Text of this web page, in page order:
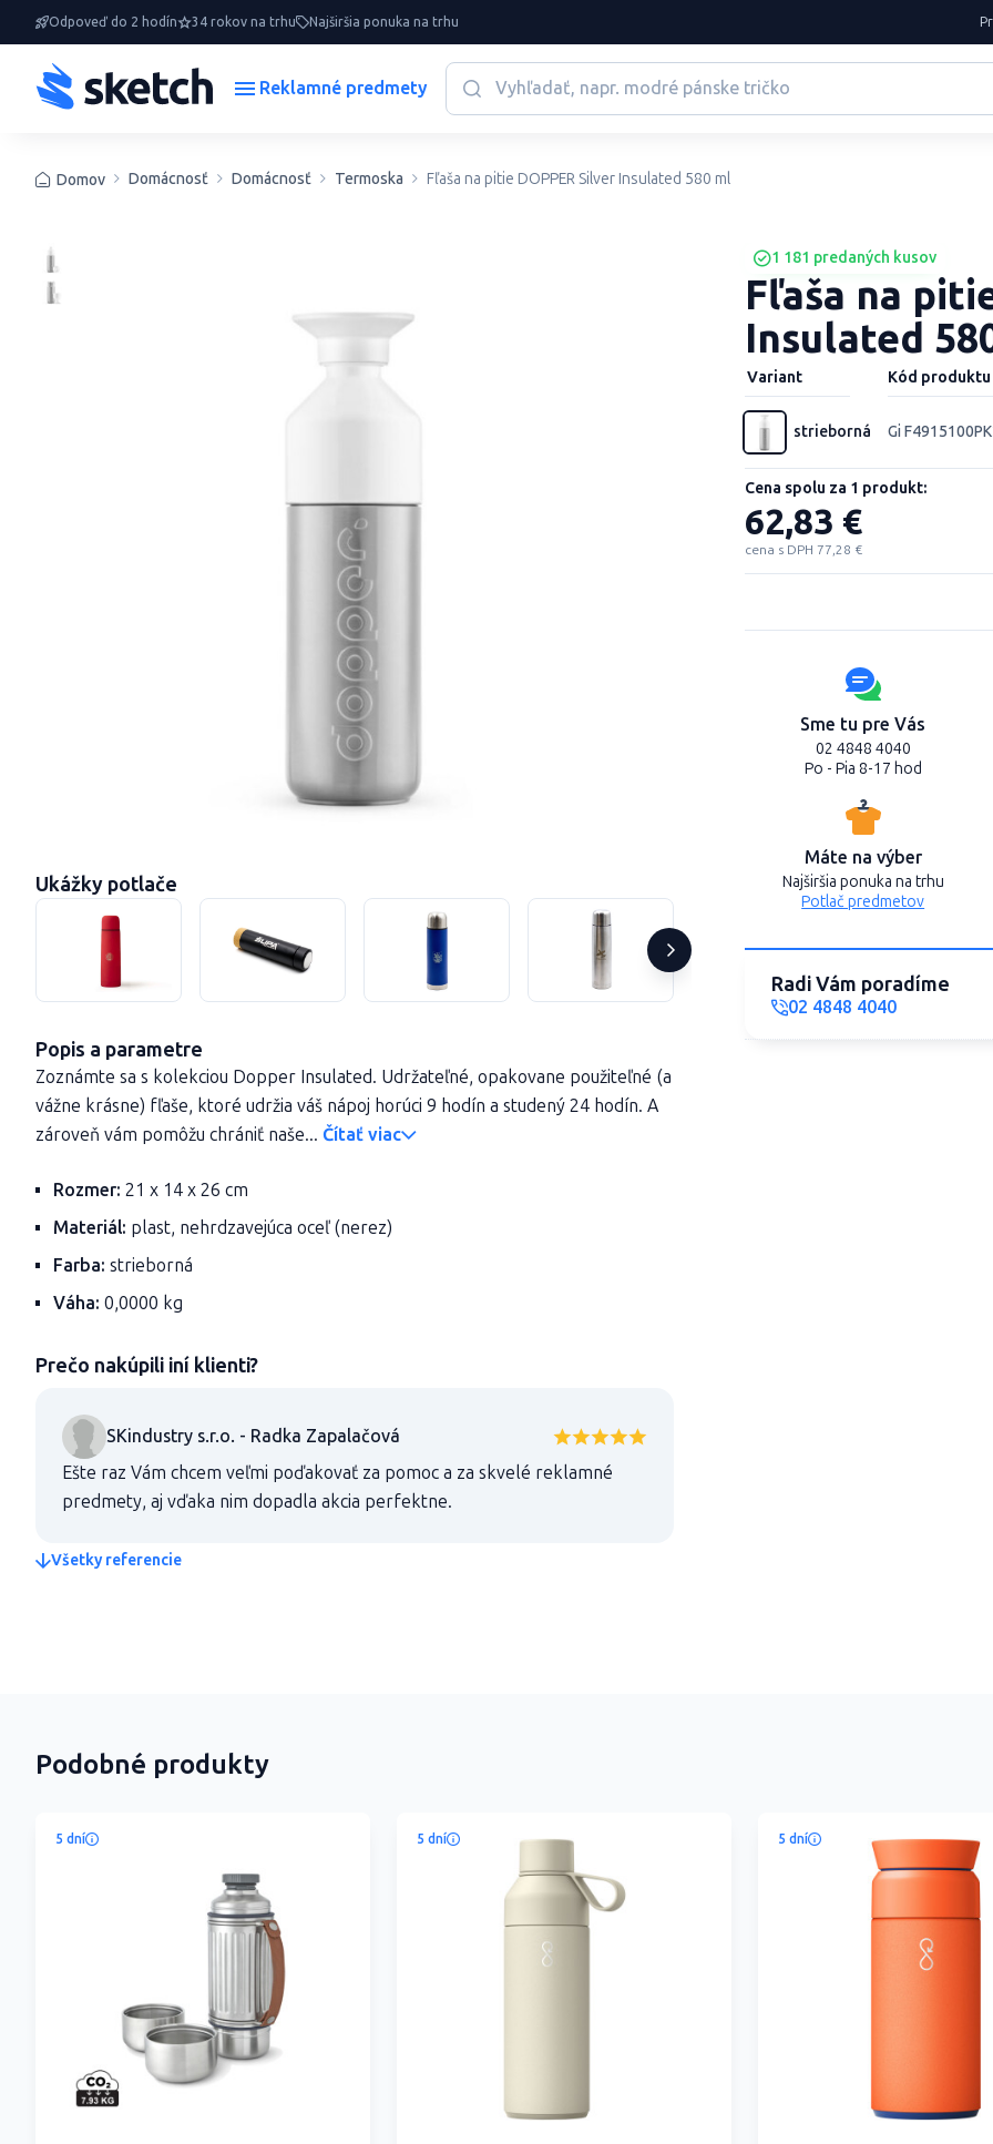
Odpoveď do 2 hodín 34 rokov na trhu Najširšia ponuka na trhu
Reklamné predmety
Domov Domácnosť Domácnosť Termoska Fľaša na pitie DOPPER Silver Insulated 580 ml
1 181 predaných kusov
Fľaša na
Insulated
Variant Kód produktu
strieborná Gi
Cena spolu za 1 produkt:
62,83 €
cena s DPH 77,28 €
Sme tu pre Vás
02 4848 4040
Po - Pia 8-17 hod
Máte na výber
Najširšia ponuka na trhu
Potlač predmetov
Radi Vám poradíme
02 4848 4040
Ukážky potlače
Popis a parametre
Zoznámte sa s kolekciou Dopper Insulated. Udržateľné, opakovane použiteľné (a
vážne krásne) fľaše, ktoré udržia váš nápoj horúci 9 hodín a studený 24 hodín. A
zároveň vám pomôžu chrániť naše... Čítať viac
Rozmer: 21 x 14 x 26 cm
Materiál: plast, nehrdzavejúca oceľ (nerez)
Farba: strieborná
Váha: 0,0000 kg
Prečo nakúpili iní klienti?
SKindustry s.r.o. - Radka Zapalačová
Ešte raz Vám chcem veľmi poďakovať za pomoc a za skvelé reklamné
predmety, aj vďaka nim dopadla akcia perfektne.
Všetky referencie
Podobné produkty
5 dní 5 dní 5 dní